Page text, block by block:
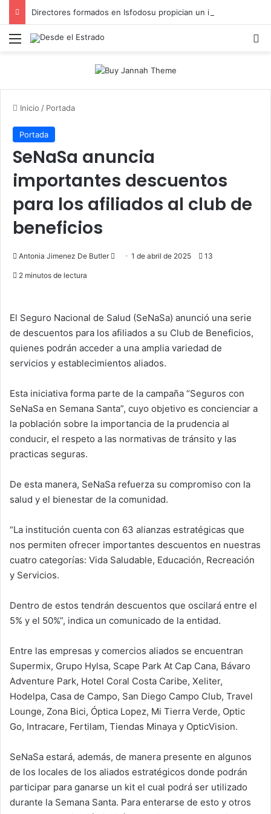
Menú
Inicio / Portada
Portada
SeNaSa anuncia
importantes descuentos
para los afiliados al club de
beneficios
Antonia Jimenez De Butler
Send1 de abril de 2025 13
2 minutos de lectura
El Seguro Nacional de Salud (SeNaSa) anunció una serie
de descuentos para los afiliados a su Club de Beneficios,
quienes podrán acceder a una amplia variedad de
servicios y establecimientos aliados.
Esta iniciativa forma parte de la campaña “Seguros con
SeNaSa en Semana Santa”, cuyo objetivo es concienciar a
la población sobre la importancia de la prudencia al
conducir, el respeto a las normativas de tránsito y las
practicas seguras.
De esta manera, SeNaSa refuerza su compromiso con la
salud y el bienestar de la comunidad.
“La institución cuenta con 63 alianzas estratégicas que
nos permiten ofrecer importantes descuentos en nuestras
cuatro categorías: Vida Saludable, Educación, Recreación
y Servicios.
Dentro de estos tendrán descuentos que oscilará entre el
5% y el 50%”, indica un comunicado de la entidad.
Entre las empresas y comercios aliados se encuentran
Supermix, Grupo Hylsa, Scape Park At Cap Cana, Bávaro
Adventure Park, Hotel Coral Costa Caribe, Xeliter,
Hodelpa, Casa de Campo, San Diego Campo Club, Travel
Lounge, Zona Bici, Óptica Lopez, Mi Tierra Verde, Optic
Go, Intracare, Fertilam, Tiendas Minaya y OpticVision.
SeNaSa estará, además, de manera presente en algunos
de los locales de los aliados estratégicos donde podrán
participar para ganarse un kit el cual podrá ser utilizado
durante la Semana Santa. Para enterarse de esto y otros